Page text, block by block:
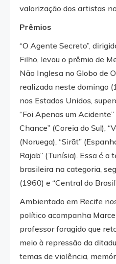
valorização dos artistas
Prêmios
“O Agente Secreto”,
Filho, levou o prêmio de
Não Inglesa no Globo de
realizada neste domingo
nos Estados Unidos,
“Foi Apenas um Acidente”
Chance” (Coreia do Sul),
(Noruega), “Sirāt”
Rajab” (Tunísia). Essa é a
brasileira na categoria,
(1960) e “Central do
Ambientado em Recife
político acompanha
professor foragido que
meio à repressão da
temas de violência,